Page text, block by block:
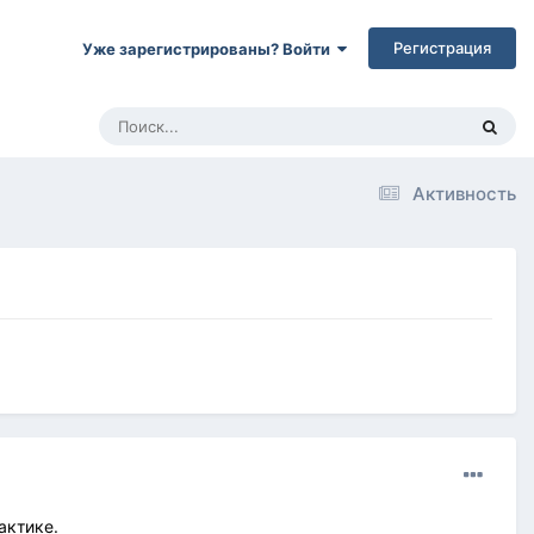
Уже зарегистрированы? Войти Регистрация
Активность